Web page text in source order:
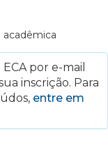
acadêmica
por e-mail
inscrição. Para
entre em